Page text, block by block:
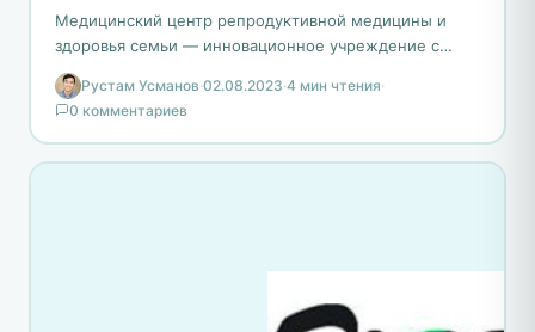
Медицинский центр репродуктивной медицины и
здоровья семьи — инновационное учреждение с
превосходным опытом в области
воспроизводственного здоровья. IVF.uz
предоставляет высококачественные услуги по…
Рустам Усманов·02.08.2023·4 мин чтения·
0 комментариев